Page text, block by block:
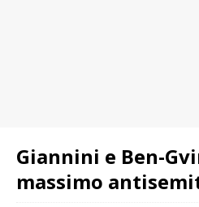
Giannini e Ben-
massimo